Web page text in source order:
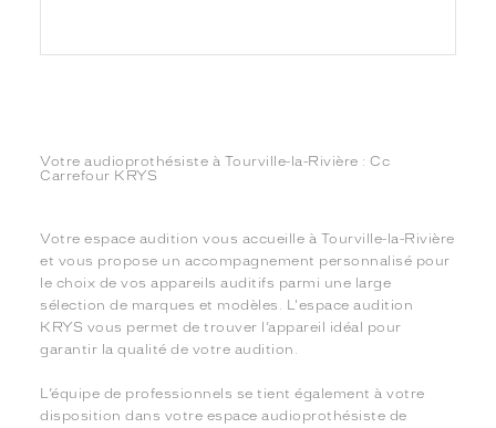
Votre audioprothésiste à Tourville-la-Rivière : Cc
Carrefour KRYS
Votre espace audition vous accueille à Tourville-la-Rivière
et vous propose un accompagnement personnalisé pour
le choix de vos appareils auditifs parmi une large
sélection de marques et modèles. L'espace audition
KRYS vous permet de trouver l’appareil idéal pour
garantir la qualité de votre audition.
L’équipe de professionnels se tient également à votre
disposition dans votre espace audioprothésiste de